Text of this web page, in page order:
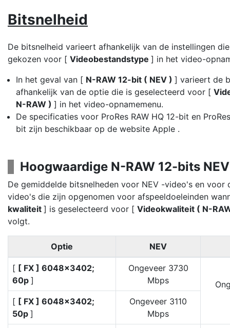
Bitsnelheid
De bitsnelheid varieert afhankelijk van de instellingen
gekozen voor [ Videobestandstype ] in het video-
In het geval van [ N-RAW 12-bit ( NEV ) ] varieert de
afhankelijk van de optie die is geselecteerd voor [
N-RAW ) ] in het video-opnamemenu.
De specificaties voor ProRes RAW HQ 12-bit en
bit zijn beschikbaar op de website Apple .
Hoogwaardige N-RAW 12-bits NEV
De gemiddelde bitsnelheden voor NEV -video's en voor
video's die zijn opgenomen voor afspeeldoeleinden
kwaliteit ] is geselecteerd voor [ Videokwaliteit ( N-
volgt.
Optie NEV
[ [ FX ] 6048×3402;
60p ]
Ongeveer 3730
Mbps
[ [ FX ] 6048×3402;
50p ]
Ongeveer 3110
Mbps